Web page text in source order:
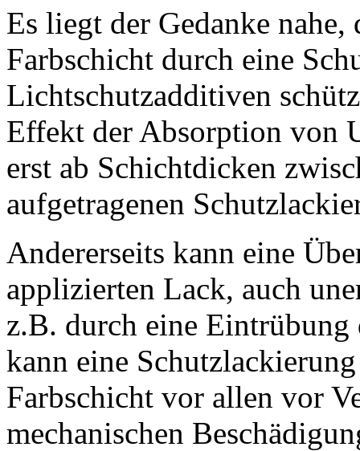
Es liegt der Gedanke nahe,
Farbschicht durch eine
Lichtschutzadditiven
Effekt der Absorption von
erst ab Schichtdicken
aufgetragenen
Andererseits kann eine
applizierten Lack, auch
z.B. durch eine
kann eine
Farbschicht vor allen vor
mechanischen